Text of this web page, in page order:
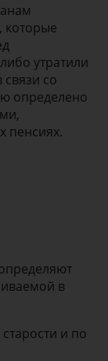
которые
утратили
со
определено
пенсиях.
в
и по